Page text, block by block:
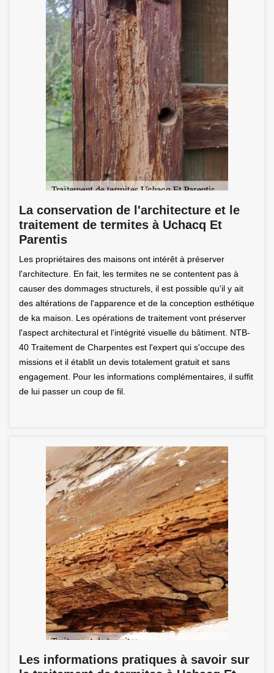
La conservation de l'architecture et le
traitement de termites à Uchacq Et
Parentis
Les propriétaires des maisons ont intérêt à préserver
l'architecture. En fait, les termites ne se contentent pas à
causer des dommages structurels, il est possible qu'il y ait
des altérations de l'apparence et de la conception esthétique
de ka maison. Les opérations de traitement vont préserver
l'aspect architectural et l'intégrité visuelle du bâtiment. NTB-
40 Traitement de Charpentes est l'expert qui s'occupe des
missions et il établit un devis totalement gratuit et sans
engagement. Pour les informations complémentaires, il suffit
de lui passer un coup de fil.
Les informations pratiques à savoir sur